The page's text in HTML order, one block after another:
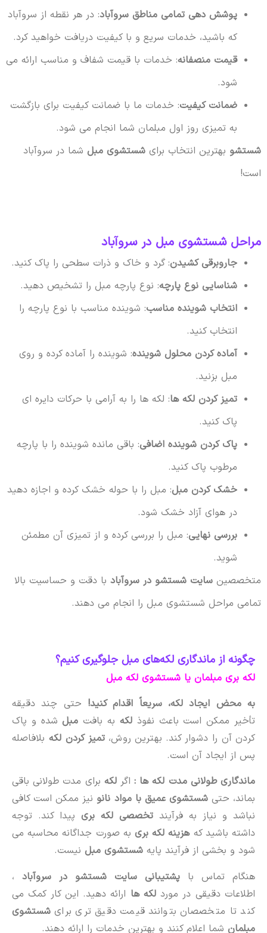
پوشش دهی تمامی مناطق سروآباد: در هر نقطه از سروآباد
که باشید، خدمات سریع و با کیفیت دریافت خواهید کرد.
قیمت منصفانه: خدمات با قیمت شفاف و مناسب ارائه می
شود.
ضمانت کیفیت: خدمات ما با ضمانت کیفیت برای بازگشت
به تمیزی روز اول مبلمان شما انجام می شود.
شستشوبهترین انتخاب برای شستشوی مبلشما در سروآباد
است!
مراحل شستشوی مبل در سروآباد
جاروبرقی کشیدن: گرد و خاک و ذرات سطحی را پاک کنید.
شناسایی نوع پارچه: نوع پارچه مبل را تشخیص دهید.
انتخاب شوینده مناسب: شوینده مناسب با نوع پارچه را
انتخاب کنید.
آماده کردن محلول شوینده: شوینده را آماده کرده و روی
مبل بزنید.
تمیز کردن لکه ها: لکه ها را به آرامی با حرکات دایره ای
پاک کنید.
پاک کردن شوینده اضافی: باقی مانده شوینده را با پارچه
مرطوب پاک کنید.
خشک کردن مبل: مبل را با حوله خشک کرده و اجازه دهید
در هوای آزاد خشک شود.
بررسی نهایی: مبل را بررسی کرده و از تمیزی آن مطمئن
شوید.
متخصصین سایت شستشو در سروآباد با دقت و حساسیت بالا
تمامی مراحل شستشوی مبل را انجام می دهند.
چگونه از ماندگاری لکه‌های مبل جلوگیری کنیم؟
لکه بری مبلمان یا شستشوی لکه مبل
به محض ایجاد لکه، سریعاً اقدام کنید!حتی چند دقیقه
تأخیر ممکن است باعث نفوذ لکهبه بافت مبلشده و پاک
کردن آن را دشوار کند. بهترین روش، تمیز کردن لکهبلافاصله
پس از ایجاد آن است.
ماندگاری طولانی مدت لکه ها : اگر لکه برای مدت طولانی باقی
بماند، حتی شستشوی عمیق با مواد نانو نیز ممکن است کافی
نباشد و نیاز به فرآیند تخصصی لکه بری پیدا کند. توجه
داشته باشید که هزینه لکه بریبه صورت جداگانه محاسبه می
شود و بخشی از فرآیند پایه شستشوی مبل نیست.
هنگام تماس با پشتیبانی سایت شستشو در سروآباد
اطلاعات دقیقی در مورد لکه ها ارائه دهید. این کار کمک می
کند تا متخصصان بتوانند قیمت دقیق تری برای شستشوی
مبلمان شما اعلام کنند و بهترین خدمات را ارائه دهند.